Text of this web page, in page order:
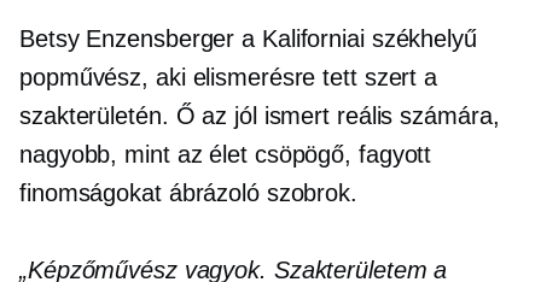
Betsy Enzensberger a Kaliforniai székhelyű
popművész, aki elismerésre tett szert a
szakterületén. Ő az jól ismert reális számára,
nagyobb, mint az életcsöpögő, fagyott
finomságokat ábrázoló szobrok.
„Képzőművész vagyok. Szakterületem a